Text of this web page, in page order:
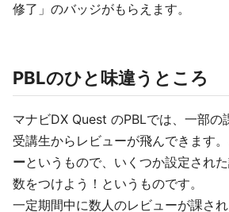
修了」のバッジがもらえます。
PBLのひと味違うところ
マナビDX Quest のPBLでは、一部の
受講生からレビューが飛んできます
ーというもので、いくつか設定され
数をつけよう！というものです。
一定期間中に数人のレビューが課さ